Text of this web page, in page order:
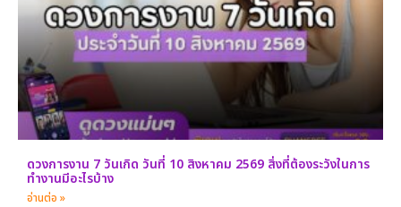
ดวงการงาน 7 วันเกิด วันที่ 10 สิงหาคม 2569 สิ่งที่ต้องระวังในการ
ทำงานมีอะไรบ้าง
อ่านต่อ »